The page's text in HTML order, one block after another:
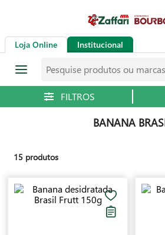
Loja Online Institucional
BANANA
15 produtos